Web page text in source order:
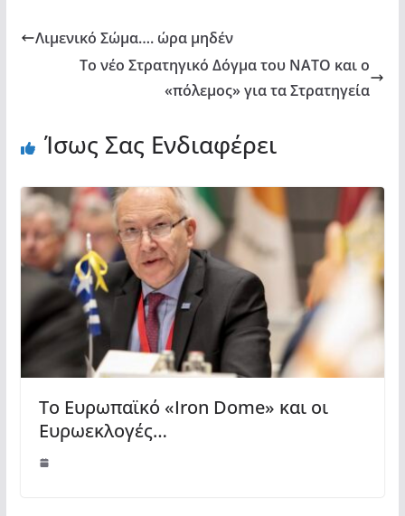
Λιμενικό Σώμα…. ώρα μηδέν
Το νέο Στρατηγικό Δόγμα του ΝΑΤΟ και ο
«πόλεμος» για τα Στρατηγεία
Ίσως Σας Ενδιαφέρει
Το Ευρωπαϊκό «Iron Dome» και οι
Ευρωεκλογές…